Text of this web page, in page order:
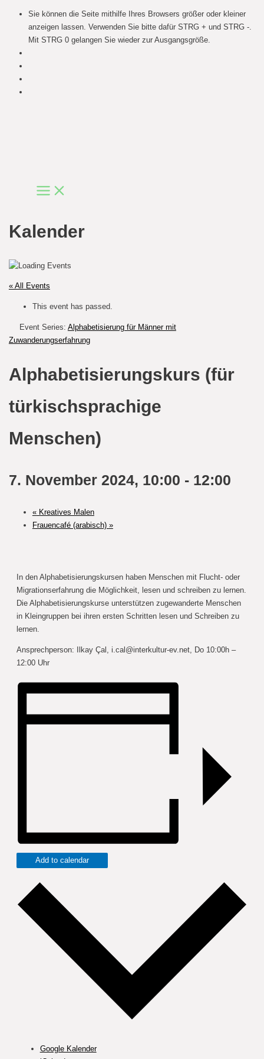
Sie können die Seite mithilfe Ihres Browsers größer oder kleiner
anzeigen lassen. Verwenden Sie bitte dafür STRG + und STRG -.
Mit STRG 0 gelangen Sie wieder zur Ausgangsgröße.
Main
Menu
Kalender
« All Events
This event has passed.
Event Series: Alphabetisierung für Männer mit
Zuwanderungserfahrung
Alphabetisierungskurs (für
türkischsprachige
Menschen)
7. November 2024, 10:00 - 12:00
«Kreatives Malen
Frauencafé (arabisch) »
In den Alphabetisierungskursen haben Menschen mit Flucht- oder
Migrationserfahrung die Möglichkeit, lesen und schreiben zu lernen.
Die Alphabetisierungskurse unterstützen zugewanderte Menschen
in Kleingruppen bei ihren ersten Schritten lesen und Schreiben zu
lernen.
Ansprechperson: Ilkay Çal, i.cal@interkultur-ev.net, Do 10:00h –
12:00 Uhr
Add to calendar
Google Kalender